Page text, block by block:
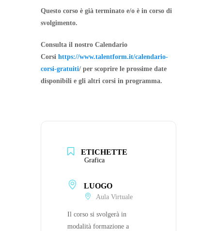
Questo corso è già terminato e/o è in corso di
svolgimento.
Consulta il nostro Calendario
Corsi https://www.talentform.it/calendario-
corsi-gratuiti/ per scoprire le prossime date
disponibili e gli altri corsi in programma.
ETICHETTE
Grafica
LUOGO
Aula Virtuale
Il corso si svolgerà in
modalità formazione a